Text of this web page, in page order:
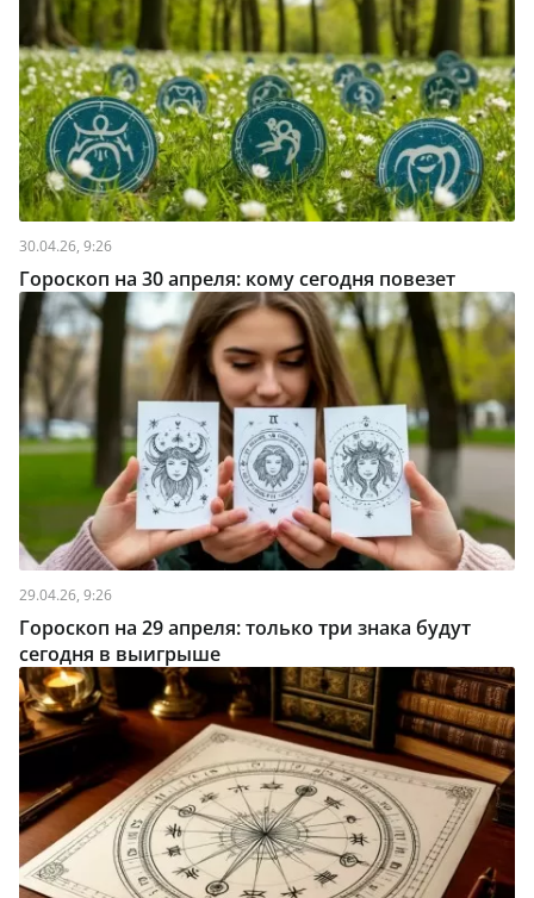
30.04.26, 9:26
Гороскоп на 30 апреля: кому сегодня повезет
29.04.26, 9:26
Гороскоп на 29 апреля: только три знака будут
сегодня в выигрыше